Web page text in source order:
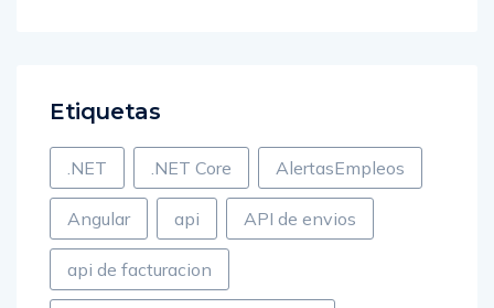
Etiquetas
.NET .NET Core AlertasEmpleos
Angular api API de envios
api de facturacion